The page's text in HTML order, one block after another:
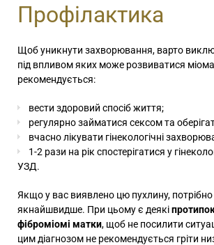
Профілактика
Щоб уникнути захворювання, варто
під впливом яких може розвиватися
рекомендується:
вести здоровий спосіб життя;
регулярно займатися сексом та
вчасно лікувати гінекологічні
1-2 рази на рік спостерігатися у
УЗД.
Якщо у вас виявлено цю пухлину, потрібно
якнайшвидше. При цьому є деякі
фіброміомі матки, щоб не посилити
цим діагнозом не рекомендується гріти